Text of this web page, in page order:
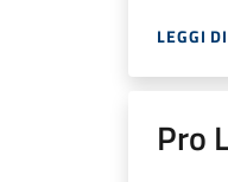
LEGGI
Pro